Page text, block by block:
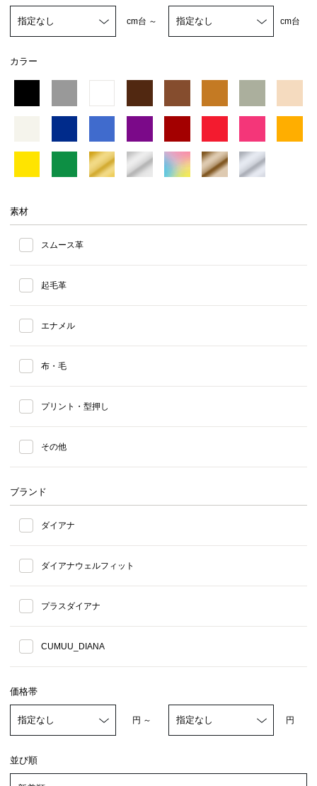
cm台 ～ cm台
カラー
素材
スムース革
起毛革
エナメル
布・毛
プリント・型押し
その他
ブランド
ダイアナ
ダイアナウェルフィット
プラスダイアナ
CUMUU_DIANA
価格帯
円 ～ 円
並び順